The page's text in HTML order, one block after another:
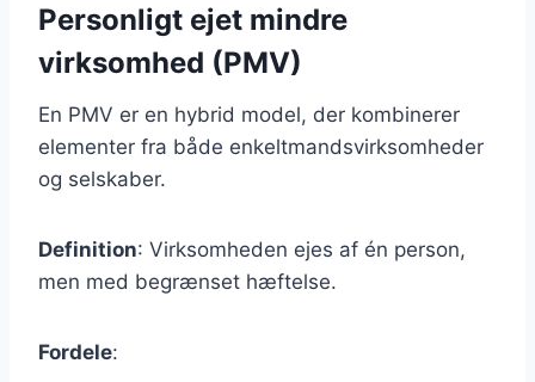
Personligt ejet mindre
virksomhed (PMV)
En PMV er en hybrid model, der kombinerer
elementer fra både enkeltmandsvirksomheder
og selskaber.
Definition: Virksomheden ejes af én person,
men med begrænset hæftelse.
Fordele: